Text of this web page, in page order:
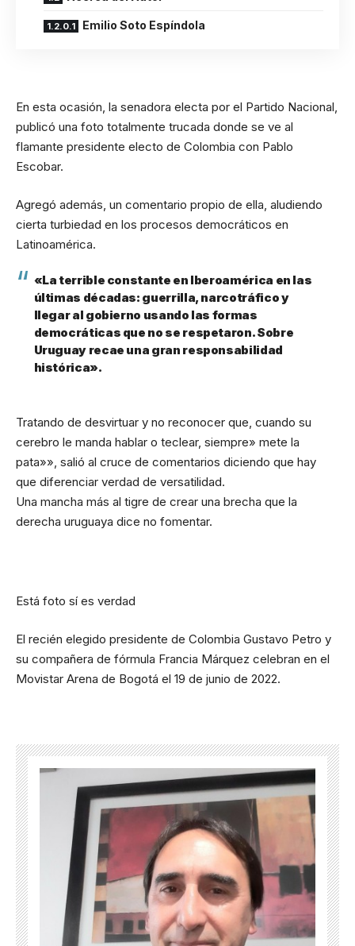
Emilio Soto Espíndola
En esta ocasión, la senadora electa por el Partido Nacional,
publicó una foto totalmente trucada donde se ve al
flamante presidente electo de Colombia con Pablo
Escobar.
Agregó además, un comentario propio de ella, aludiendo
cierta turbiedad en los procesos democráticos en
Latinoamérica.
«La terrible constante en Iberoamérica en las
últimas décadas: guerrilla, narcotráfico y
llegar al gobierno usando las formas
democráticas que no se respetaron. Sobre
Uruguay recae una gran responsabilidad
histórica».
Tratando de desvirtuar y no reconocer que, cuando su
cerebro le manda hablar o teclear, siempre» mete la
pata»», salió al cruce de comentarios diciendo que hay
que diferenciar verdad de versatilidad.
Una mancha más al tigre de crear una brecha que la
derecha uruguaya dice no fomentar.
Está foto sí es verdad
El recién elegido presidente de Colombia Gustavo Petro y
su compañera de fórmula Francia Márquez celebran en el
Movistar Arena de Bogotá el 19 de junio de 2022.